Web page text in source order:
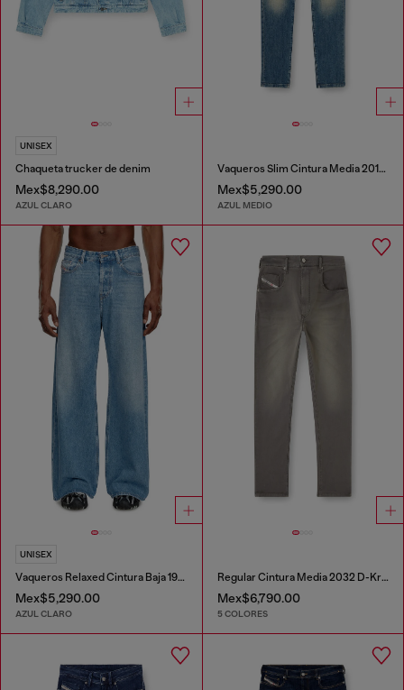
UNISEX
Chaqueta trucker de denim
Mex$8,290.00
AZUL CLARO
Vaqueros Slim Cintura Media 2019 D-Strukt
Mex$5,290.00
AZUL MEDIO
UNISEX
Vaqueros Relaxed Cintura Baja 1996 D-Sire
Mex$5,290.00
AZUL CLARO
Regular Cintura Media 2032 D-Krooley-BW Joggjeans®
Mex$6,790.00
5 COLORES